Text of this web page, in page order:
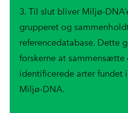
3. Til slut bliver Miljø-
grupperet og
referencedatabase. Dette
forskerne at sammensætte
identificerede arter
Miljø-DNA.